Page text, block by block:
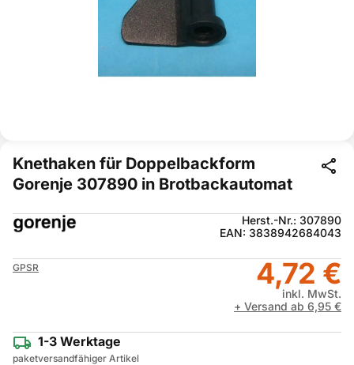
Knethaken für Doppelbackform
Gorenje 307890 in Brotbackautomat
Herst.-Nr.: 307890
EAN: 3838942684043
GPSR 4,72 €
inkl. MwSt.
+ Versand ab 6,95 €
1-3 Werktage
paketversandfähiger Artikel